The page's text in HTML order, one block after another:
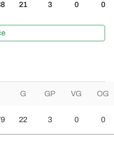
21 3 0 0
G GP VG OG
22 3 0 0